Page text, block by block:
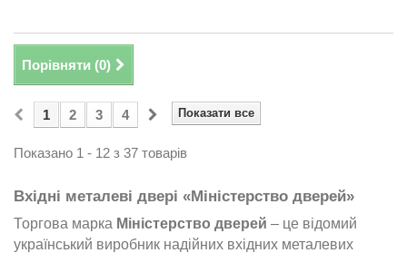
Порівняти (0)
Показати все
1 2 3 4
Показано 1 - 12 з 37 товарів
Вхідні металеві двері «Міністерство дверей»
Торгова марка Міністерство дверей – це відомий
український виробник надійних вхідних металевих